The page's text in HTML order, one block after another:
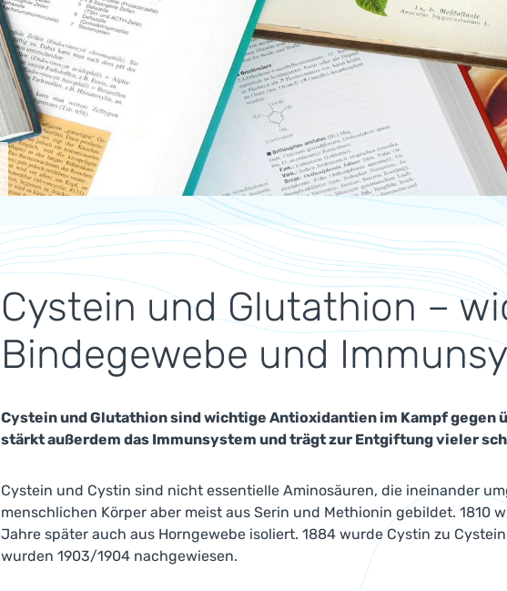
Cystein und Glutathion –
Bindegewebe und
Cystein und Glutathion sind wichtige Antioxidantien im Kampf gegen
stärkt außerdem das Immunsystem und trägt zur Entgiftung vieler
Cystein und Cystin sind nicht essentielle Aminosäuren, die ineinander
menschlichen Körper aber meist aus Serin und Methionin gebildet. 1810
Jahre später auch aus Horngewebe isoliert. 1884 wurde Cystin zu
wurden 1903/1904 nachgewiesen.